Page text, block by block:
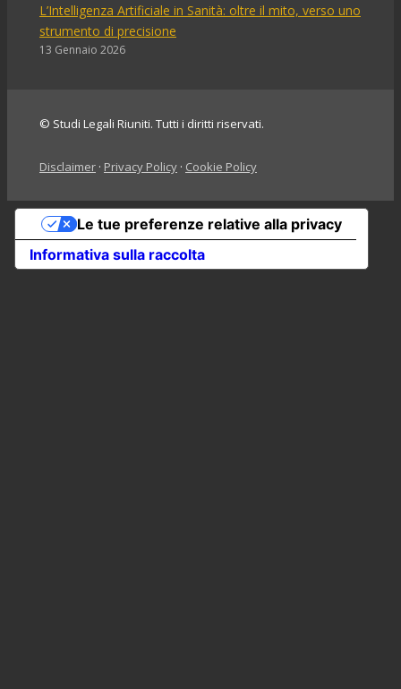
L’Intelligenza Artificiale in Sanità: oltre il mito, verso uno
strumento di precisione
13 Gennaio 2026
© Studi Legali Riuniti. Tutti i diritti riservati.
Disclaimer · Privacy Policy · Cookie Policy
Informativa sulla raccolta
Le tue preferenze relative alla privacy